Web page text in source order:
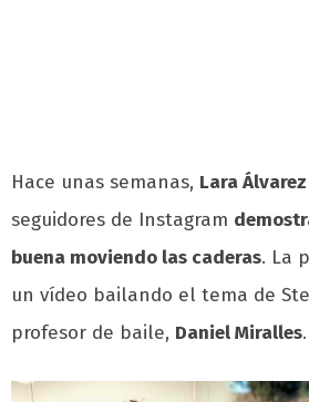
Hace unas semanas, Lara Álvarez
seguidores de Instagram
buena moviendo las caderas. La
un vídeo bailando el tema de
profesor de baile, Daniel Miralles.